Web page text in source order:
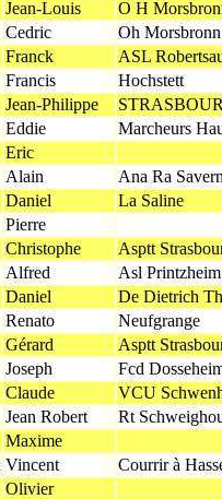
Jean-Louis
O H
Cedric
Oh Morsbronn
Franck
ASL
Francis
Hochstett
Jean-Philippe
Eddie
Marcheurs
Eric
Alain
Ana Ra
Daniel
La Saline
Pierre
Christophe
Asptt
Alfred
Asl Printzheim
Daniel
De Dietrich
Renato
Neufgrange
Gérard
Asptt
Joseph
Fcd
Claude
VCU
Jean Robert
Rt
Maxime
Vincent
Courrir à
Olivier